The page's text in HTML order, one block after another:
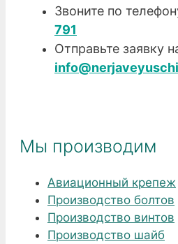
Звоните по
791
Отправьте заявку
Мы производим
Авиационный крепеж
Производство болтов
Производство винтов
Производство шайб